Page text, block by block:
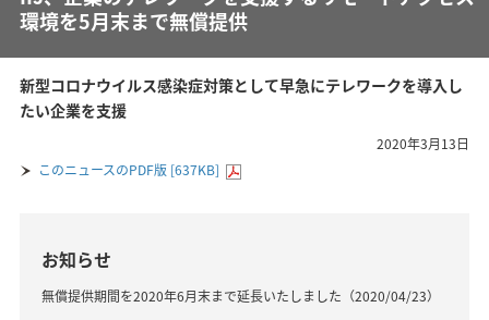
環境を5月末まで無償提供
新型コロナウイルス感染症対策として早急にテレワークを導入し
たい企業を支援
2020年3月13日
このニュースのPDF版 [637KB]
お知らせ
無償提供期間を2020年6月末まで延長いたしました（2020/04/23）